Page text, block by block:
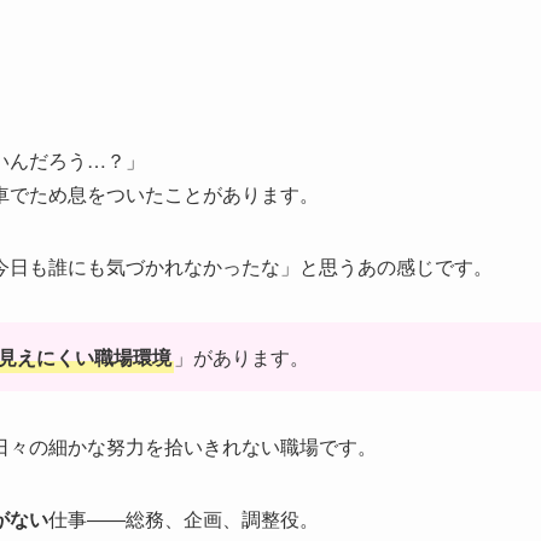
んだろう…？」
ため息をついたことがあります。
も誰にも気づかれなかったな」と思うあの感じです。
えにくい職場環境 」があります。
の細かな努力を拾いきれない職場です。
ない仕事――総務、企画、調整役。